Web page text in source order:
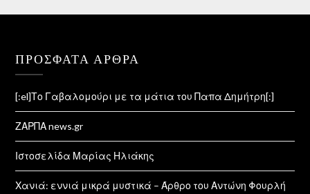
ΠΡΌΣΦΑΤΑ ΆΡΘΡΑ
[:el]Το Γαβαλομούρι με τα μάτια του Παπα Δημήτρη[:]
ΖΑΡΠΑ news.gr
Ιστοσελίδα Μαρίας Ηλιάκης
Χανιά: εννιά μικρά μυστικά – Άρθρο του Αντώνη Φουρλή